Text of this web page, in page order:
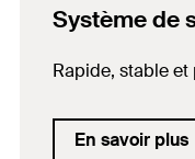
Système de
Rapide, stable et
En savoir plus